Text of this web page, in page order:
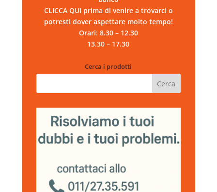
CLICCA QUI prima di venire a trovarci o
potresti dover aspettare molto tempo!
Orari: 8.30 – 12.30
13.30 – 17.30
Cerca i prodotti